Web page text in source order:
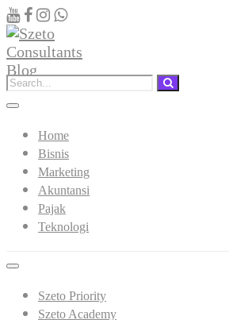
Home
Bisnis
Marketing
Akuntansi
Pajak
Teknologi
Szeto Priority
Szeto Academy